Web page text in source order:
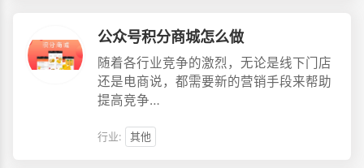
公众号积分商城怎么做
随着各行业竞争的激烈，无论是线下门店
还是电商说，都需要新的营销手段来帮助
提高竞争…
行业: 其他